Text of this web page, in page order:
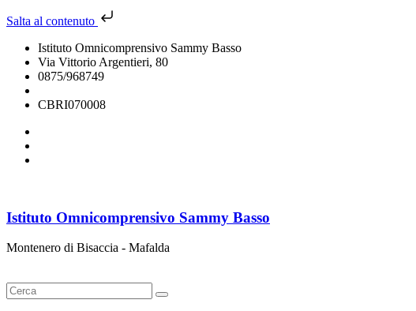
Salta al contenuto
Istituto Omnicomprensivo Sammy Basso
Via Vittorio Argentieri, 80
0875/968749
CBRI070008
Istituto Omnicomprensivo Sammy Basso
Montenero di Bisaccia - Mafalda